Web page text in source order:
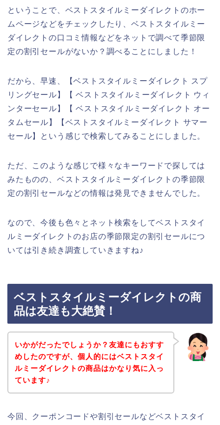
ということで、ベストスタイルミーダイレクトのホー
ムページなどをチェックしたり、ベストスタイルミー
ダイレクトの口コミ情報などをネットで調べて季節限
定の割引セールがないか？調べることにしました！
だから、早速、【ベストスタイルミーダイレクト スプ
リングセール】【 ベストスタイルミーダイレクト ウィ
ンターセール】【 ベストスタイルミーダイレクト オー
タムセール】【ベストスタイルミーダイレクト サマー
セール】という感じで検索してみることにしました。
ただ、このような感じで様々なキーワードで探しては
みたものの、ベストスタイルミーダイレクトの季節限
定の割引セールなどの情報は発見できませんでした。
なので、今後も色々とネット検索をしてベストスタイ
ルミーダイレクトのお店の季節限定の割引セールにつ
いては引き続き調査していきますね♪
ベストスタイルミーダイレクトの商
品は友達も大絶賛！
いかがだったでしょうか？友達にもおすす
めしたのですが、個人的にはベストスタイ
ルミーダイレクトの商品はかなり気に入っ
ています♪
今回、クーポンコードや割引セールなどベストスタイ